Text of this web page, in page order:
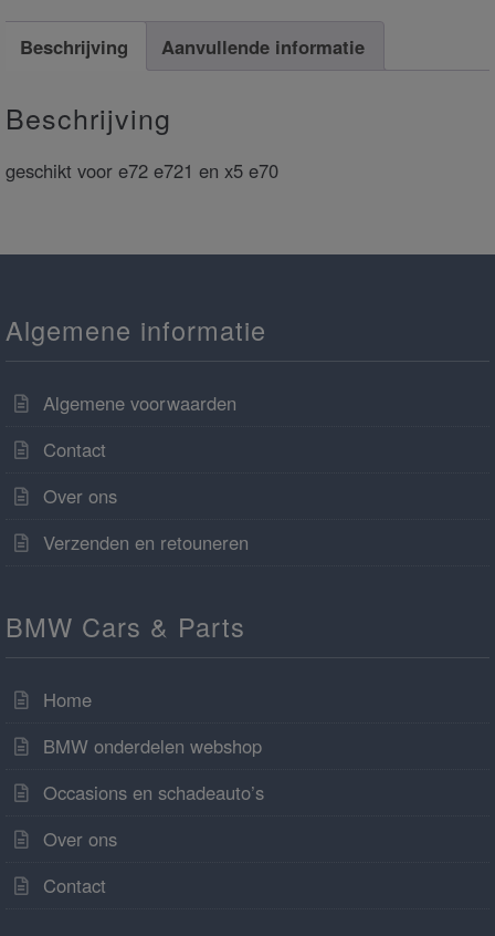
Beschrijving Aanvullende informatie
Beschrijving
geschikt voor e72 e721 en x5 e70
Algemene informatie
Algemene voorwaarden
Contact
Over ons
Verzenden en retouneren
BMW Cars & Parts
Home
BMW onderdelen webshop
Occasions en schadeauto’s
Over ons
Contact